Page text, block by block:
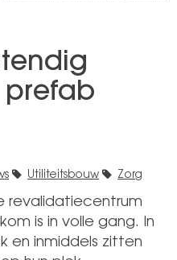
Utiliteitsbouw Zorg
revalidatiecentrum
is in volle gang. In
en inmiddels zitten